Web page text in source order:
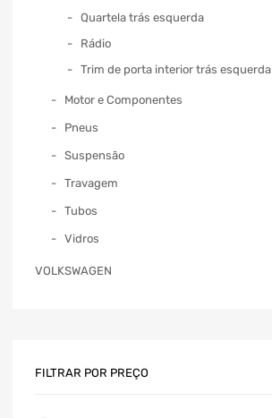
Quartela trás esquerda
Rádio
Trim de porta interior trás esquerda
Motor e Componentes
Pneus
Suspensão
Travagem
Tubos
Vidros
VOLKSWAGEN
FILTRAR POR PREÇO